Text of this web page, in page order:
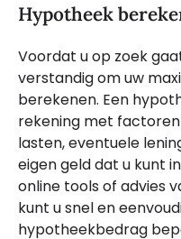
Hypotheek
Voordat u op zoek
verstandig om uw
berekenen. Een
rekening met
lasten, eventuele
eigen geld dat u kunt
online tools of advies
kunt u snel en
hypotheekbedrag